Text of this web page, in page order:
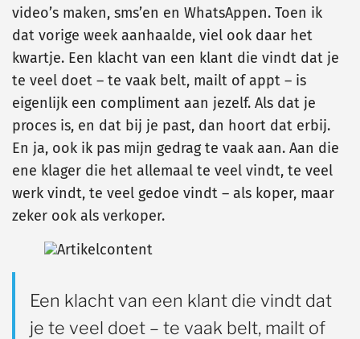
video’s maken, sms’en en WhatsAppen. Toen ik
dat vorige week aanhaalde, viel ook daar het
kwartje. Een klacht van een klant die vindt dat je
te veel doet – te vaak belt, mailt of appt – is
eigenlijk een compliment aan jezelf. Als dat je
proces is, en dat bij je past, dan hoort dat erbij.
En ja, ook ik pas mijn gedrag te vaak aan. Aan die
ene klager die het allemaal te veel vindt, te veel
werk vindt, te veel gedoe vindt – als koper, maar
zeker ook als verkoper.
Een klacht van een klant die vindt dat
je te veel doet – te vaak belt, mailt of